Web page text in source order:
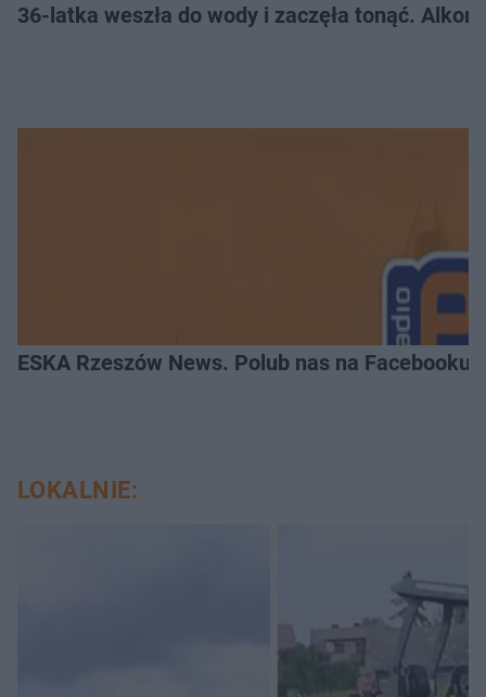
36-latka weszła do wody i zaczęła tonąć.
ESKA Rzeszów News. Polub nas na Facebooku!
LOKALNIE: